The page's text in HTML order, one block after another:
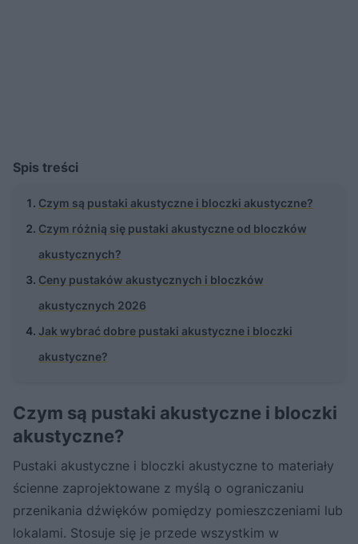
Spis treści
Czym są pustaki akustyczne i bloczki akustyczne?
Czym różnią się pustaki akustyczne od bloczków
akustycznych?
Ceny pustaków akustycznych i bloczków
akustycznych 2026
Jak wybrać dobre pustaki akustyczne i bloczki
akustyczne?
Czym są pustaki akustyczne i bloczki
akustyczne?
Pustaki akustyczne i bloczki akustyczne to materiały
ścienne zaprojektowane z myślą o ograniczaniu
przenikania dźwięków pomiędzy pomieszczeniami lub
lokalami. Stosuje się je przede wszystkim w